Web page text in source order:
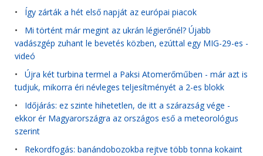
• Így zárták a hét első napját az európai piacok
• Mi történt már megint az ukrán légierőnél? Újabb
vadászgép zuhant le bevetés közben, ezúttal egy MIG-29-es -
videó
• Újra két turbina termel a Paksi Atomerőműben - már azt is
tudjuk, mikorra éri névleges teljesítményét a 2-es blokk
• Időjárás: ez szinte hihetetlen, de itt a szárazság vége -
ekkor ér Magyarországra az országos eső a meteorológus
szerint
• Rekordfogás: banándobozokba rejtve több tonna kokaint